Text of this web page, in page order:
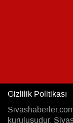
Gizlilik Politikası
kuruluşudur.